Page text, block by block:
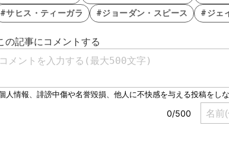
#サヒス・ティーガラ
#ジョーダン・スピース #ジェ